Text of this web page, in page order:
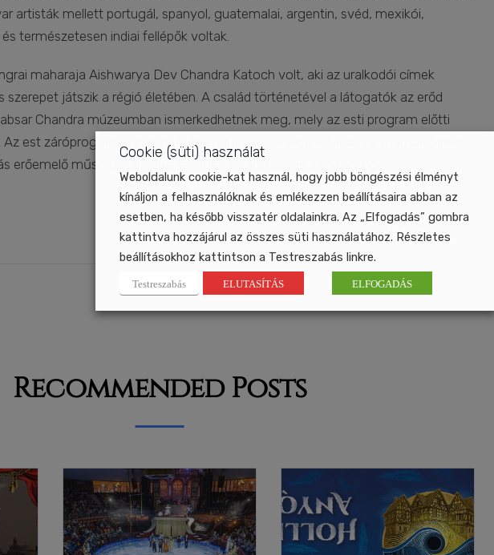
artisták mellett portugál, spanyol, guatemalai, argentin, svéd, mexikói,
természetesen indiai fellépők voltak.
maharaja Aishwarya Dev Chandra Katoch volt, aki az uralkodói címek
játszik a régió életében. A család történetével a látogatók az erőd
Chandra múzeumban ismerkedhetnek meg, mely az esti program előtti
est záróprogramja és kétségtelenül legsikeresebb előadása a magyar Silver
erőemelő műsorukkal egyértelműen elvarázsolták a közönséget.
NXT POST
Recommended Posts
Cookie (süti) használat
Weboldalunk cookie-kat használ, hogy jobb böngészési élményt
kínáljon a felhasználóknak és emlékezzen beállításaira abban az
esetben, ha később visszatér oldalainkra. Az „Elfogadás” gombra
kattintva hozzájárul az összes süti használatához. Részletes
beállításokhoz kattintson a Testreszabás linkre.
Testreszabás ELUTASÍTÁS ELFOGADÁS